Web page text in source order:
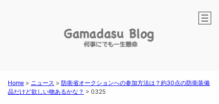
Home > ニュース > 防衛省オークションへの参加方法は？約30点の防衛装備
品だけど欲しい物あるかな？ > 0325